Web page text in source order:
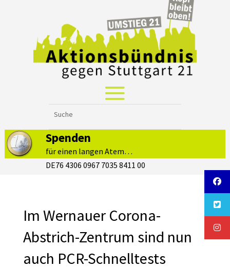
Spenden
für einen langen Atem…
DE76 4306 0967 7035 8411 00
Im Wernauer Corona-
Abstrich-Zentrum sind nun
auch PCR-Schnelltests